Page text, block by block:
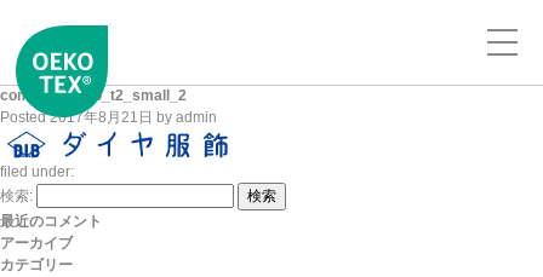
company_logo_t2_small_2
Posted2017年8月21日 by admin
filed under:
検索:
検索
最近のコメント
アーカイブ
カテゴリー